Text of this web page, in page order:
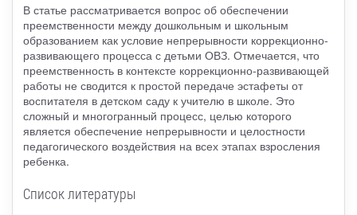
В статье рассматривается вопрос об обеспечении
преемственности между дошкольным и школьным
образованием как условие непрерывности коррекционно-
развивающего процесса с детьми ОВЗ. Отмечается, что
преемственность в контексте коррекционно-развивающей
работы не сводится к простой передаче эстафеты от
воспитателя в детском саду к учителю в школе. Это
сложный и многогранный процесс, целью которого
является обеспечение непрерывности и целостности
педагогического воздействия на всех этапах взросления
ребенка.
Список литературы